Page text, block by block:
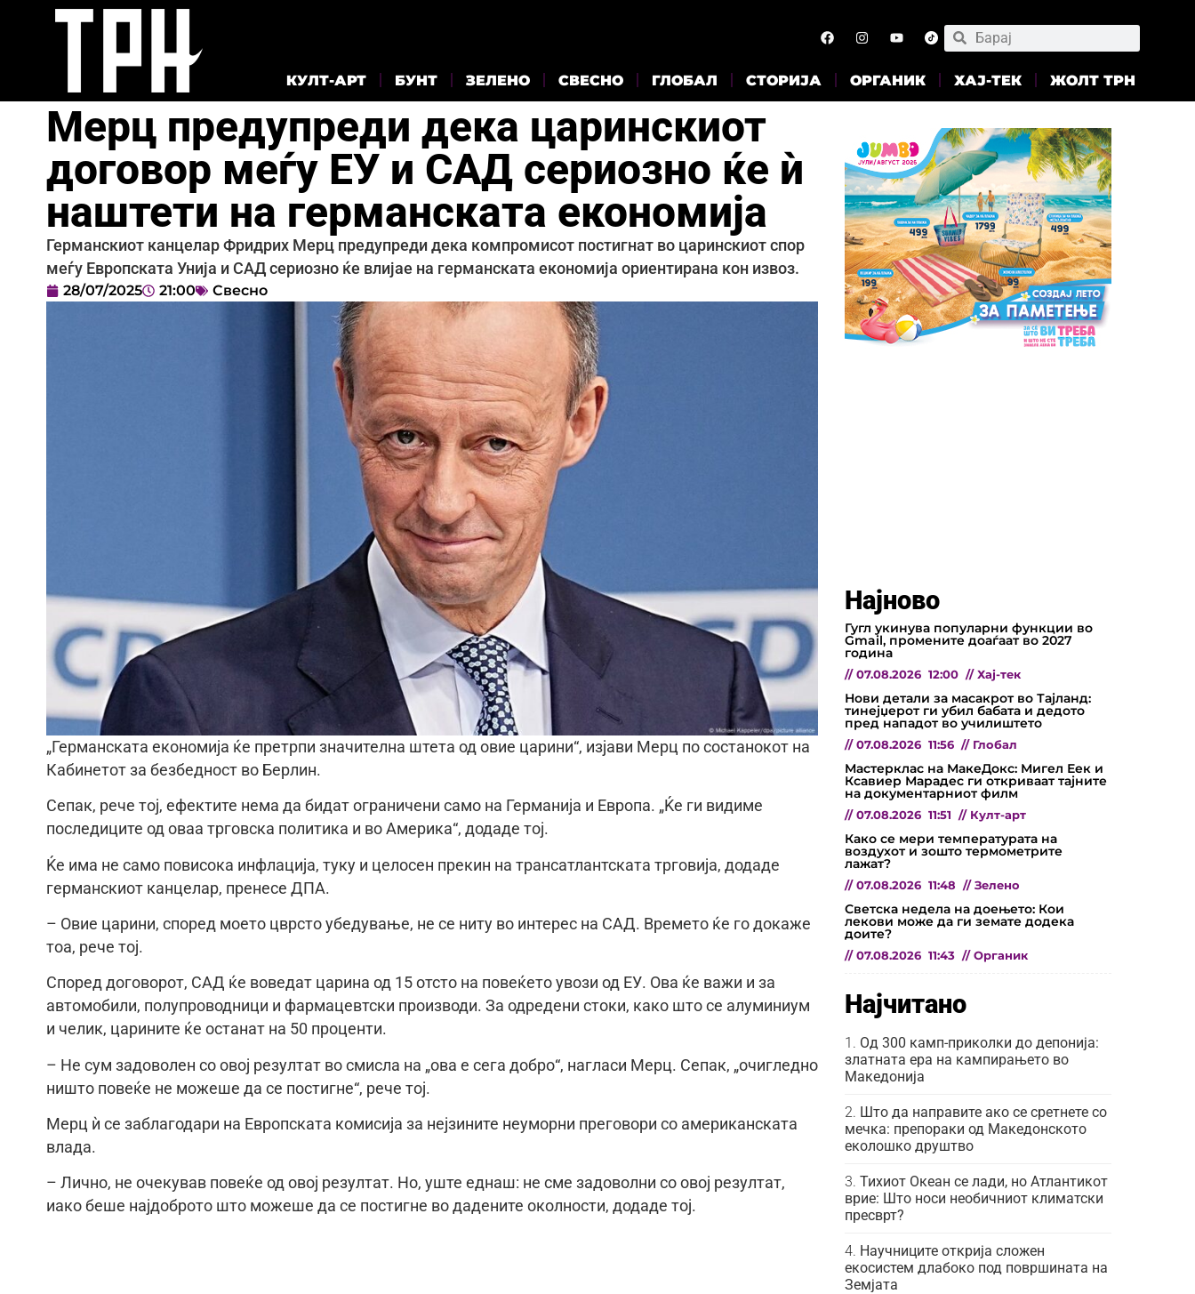
КУЛТ-АРТ БУНТ ЗЕЛЕНО СВЕСНО ГЛОБАЛ СТОРИЈА ОРГАНИК ХАЈ-ТЕК ЖОЛТ ТРН
Мерц предупреди дека царинскиот
договор меѓу ЕУ и САД сериозно ќе ѝ
наштети на германската економија
Германскиот канцелар Фридрих Мерц предупреди дека компромисот постигнат во царинскиот спор
меѓу Европската Унија и САД сериозно ќе влијае на германската економија ориентирана кон извоз.
28/07/2025 21:00 Свесно
„Германската економија ќе претрпи значителна штета од овие царини“, изјави Мерц по состанокот на
Кабинетот за безбедност во Берлин.
Сепак, рече тој, ефектите нема да бидат ограничени само на Германија и Европа. „Ќе ги видиме
последиците од оваа трговска политика и во Америка“, додаде тој.
Ќе има не само повисока инфлација, туку и целосен прекин на трансатлантската трговија, додаде
германскиот канцелар, пренесе ДПА.
– Овие царини, според моето цврсто убедување, не се ниту во интерес на САД. Времето ќе го докаже
тоа, рече тој.
Според договорот, САД ќе воведат царина од 15 отсто на повеќето увози од ЕУ. Ова ќе важи и за
автомобили, полупроводници и фармацевтски производи. За одредени стоки, како што се алуминиум
и челик, царините ќе останат на 50 проценти.
– Не сум задоволен со овој резултат во смисла на „ова е сега добро“, нагласи Мерц. Сепак, „очигледно
ништо повеќе не можеше да се постигне“, рече тој.
Мерц ѝ се заблагодари на Европската комисија за нејзините неуморни преговори со американската
влада.
– Лично, не очекував повеќе од овој резултат. Но, уште еднаш: не сме задоволни со овој резултат,
иако беше најдоброто што можеше да се постигне во дадените околности, додаде тој.
Најново
Гугл укинува популарни функции во
Gmail, промените доаѓаат во 2027
година
// 07.08.2026 12:00 // Хај-тек
Нови детали за масакрот во Тајланд:
тинејџерот ги убил бабата и дедото
пред нападот во училиштето
// 07.08.2026 11:56 // Глобал
Мастерклас на МакеДокс: Мигел Еек и
Ксавиер Марадес ги откриваат тајните
на документарниот филм
// 07.08.2026 11:51 // Култ-арт
Како се мери температурата на
воздухот и зошто термометрите
лажат?
// 07.08.2026 11:48 // Зелено
Светска недела на доењето: Кои
лекови може да ги земате додека
доите?
// 07.08.2026 11:43 // Органик
Најчитано
Од 300 камп-приколки до депонија:
златната ера на кампирањето во
Македонија
Што да направите ако се сретнете со
мечка: препораки од Македонското
еколошко друштво
Тихиот Океан се лади, но Атлантикот
врие: Што носи необичниот климатски
пресврт?
Научниците открија сложен
екосистем длабоко под површината на
Земјата